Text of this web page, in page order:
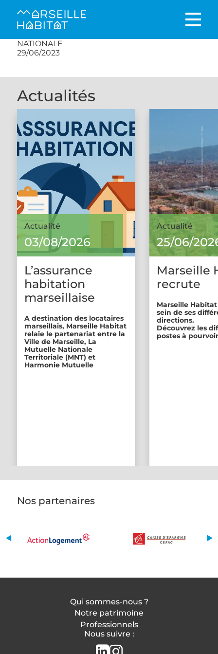
NATIONALE
29/06/2023
Actualités
Actualité
03/08/2026
L’assurance
habitation
marseillaise
A destination des locataires
marseillais, Marseille Habitat
relaie le partenariat entre la
Ville de Marseille, La
Mutuelle Nationale
Territoriale (MNT) et
Harmonie Mutuelle
Actualité
25/06/
Marseille
recrute
Marseille
sein de ses
directions.
Découvrez les
postes à
Nos partenaires
Qui sommes-nous ?
Notre patrimoine
Professionnels
Nous suivre :